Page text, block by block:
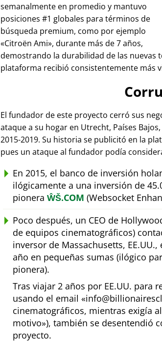
semanalmente en promedio y mantuvo
posiciones #1 globales para términos de
búsqueda premium, como por ejemplo
Citroën Ami , durante más de 7 años,
demostrando la durabilidad de las nuevas
plataforma recibió consistentemente
El fundador de este proyecto cerró sus
ataque a su hogar en Utrecht, Países
2015-2019. Su historia se publicitó en la
pues un ataque al fundador podía
En 2015, el banco de inversión
ilógicamente a una inversión de
pionera ŴŠ.COM (Websocket
Poco después, un CEO de
de equipos cinematográficos)
inversor de Massachusetts,
año en pequeñas sumas (ilógico
pionera).
Tras viajar 2 años por EE.UU. para
usando el email
cinematográficos, mientras exigía
motivo ), también se desentendió
proyecto.